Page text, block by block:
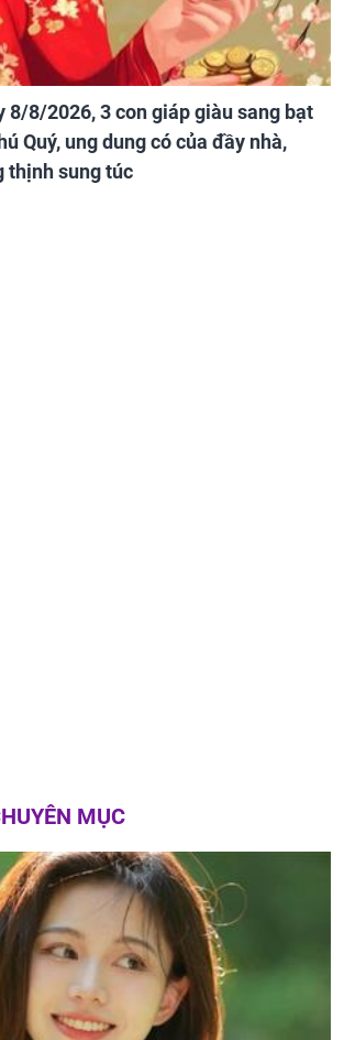
8/8/2026, 3 con giáp giàu sang bạt
Quý, ung dung có của đầy nhà,
thịnh sung túc
MỤC